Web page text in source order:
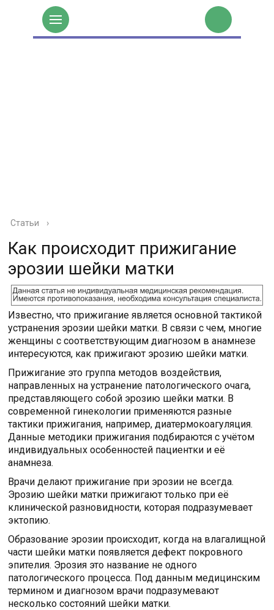
Статьи ›
Как происходит прижигание
эрозии шейки матки
Известно, что прижигание является основной тактикой
устранения эрозии шейки матки. В связи с чем, многие
женщины с соответствующим диагнозом в анамнезе
интересуются, как прижигают эрозию шейки матки.
Прижигание это группа методов воздействия,
направленных на устранение патологического очага,
представляющего собой эрозию шейки матки. В
современной гинекологии применяются разные
тактики прижигания, например, диатермокоагуляция.
Данные методики прижигания подбираются с учётом
индивидуальных особенностей пациентки и её
анамнеза.
Врачи делают прижигание при эрозии не всегда.
Эрозию шейки матки прижигают только при её
клинической разновидности, которая подразумевает
эктопию.
Образование эрозии происходит, когда на влагалищной
части шейки матки появляется дефект покровного
эпителия. Эрозия это название не одного
патологического процесса. Под данным медицинским
термином и диагнозом врачи подразумевают
несколько состояний шейки матки.